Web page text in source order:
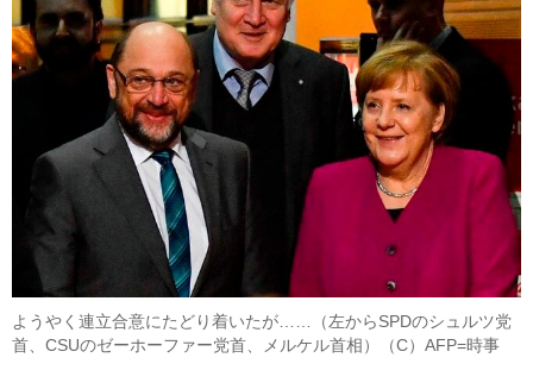
ようやく連立合意にたどり着いたが……（左からSPDのシュルツ党
首、CSUのゼーホーファー党首、メルケル首相）（C）AFP=時事